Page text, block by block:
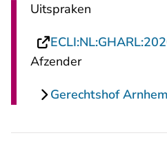
Uitspraken
Afzender
Gerechtshof